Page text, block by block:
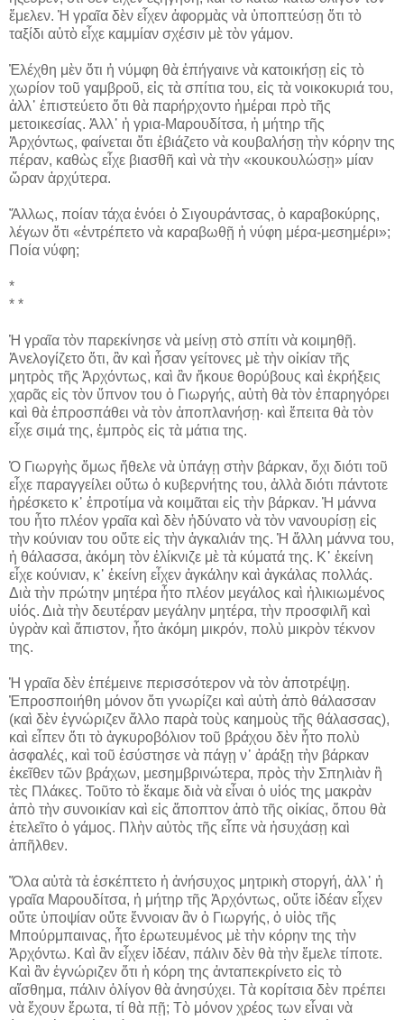
ἔμελεν. Ἡ γραῖα δὲν εἶχεν ἀφορμὰς νὰ ὑποπτεύσῃ ὅτι τὸ
ταξίδι αὐτὸ εἶχε καμμίαν σχέσιν μὲ τὸν γάμον.
Ἐλέχθη μὲν ὅτι ἡ νύμφη θὰ ἐπήγαινε νὰ κατοικήσῃ εἰς τὸ
χωρίον τοῦ γαμβροῦ, εἰς τὰ σπίτια του, εἰς τὰ νοικοκυριά του,
ἀλλ᾽ ἐπιστεύετο ὅτι θὰ παρήρχοντο ἡμέραι πρὸ τῆς
μετοικεσίας. Ἀλλ᾽ ἡ γρια-Μαρουδίτσα, ἡ μήτηρ τῆς
Ἀρχόντως, φαίνεται ὅτι ἐβιάζετο νὰ κουβαλήσῃ τὴν κόρην της
πέραν, καθὼς εἶχε βιασθῆ καὶ νὰ τὴν «κουκουλώσῃ» μίαν
ὥραν ἀρχύτερα.
Ἄλλως, ποίαν τάχα ἐνόει ὁ Σιγουράντσας, ὁ καραβοκύρης,
λέγων ὅτι «ἐντρέπετο νὰ καραβωθῇ ἡ νύφη μέρα-μεσημέρι»;
Ποία νύφη;
*
* *
Ἡ γραῖα τὸν παρεκίνησε νὰ μείνῃ στὸ σπίτι νὰ κοιμηθῇ.
Ἀνελογίζετο ὅτι, ἂν καὶ ἦσαν γείτονες μὲ τὴν οἰκίαν τῆς
μητρὸς τῆς Ἀρχόντως, καὶ ἂν ἤκουε θορύβους καὶ ἐκρήξεις
χαρᾶς εἰς τὸν ὕπνον του ὁ Γιωργής, αὐτὴ θὰ τὸν ἐπαρηγόρει
καὶ θὰ ἐπροσπάθει νὰ τὸν ἀποπλανήσῃ· καὶ ἔπειτα θὰ τὸν
εἶχε σιμά της, ἐμπρὸς εἰς τὰ μάτια της.
Ὁ Γιωργὴς ὅμως ἤθελε νὰ ὑπάγῃ στὴν βάρκαν, ὄχι διότι τοῦ
εἶχε παραγγείλει οὕτω ὁ κυβερνήτης του, ἀλλὰ διότι πάντοτε
ἠρέσκετο κ᾽ ἐπροτίμα νὰ κοιμᾶται εἰς τὴν βάρκαν. Ἡ μάννα
του ἦτο πλέον γραῖα καὶ δὲν ἠδύνατο νὰ τὸν νανουρίσῃ εἰς
τὴν κούνιαν του οὔτε εἰς τὴν ἀγκαλιάν της. Ἡ ἄλλη μάννα του,
ἡ θάλασσα, ἀκόμη τὸν ἐλίκνιζε μὲ τὰ κύματά της. Κ᾽ ἐκείνη
εἶχε κούνιαν, κ᾽ ἐκείνη εἶχεν ἀγκάλην καὶ ἀγκάλας πολλάς.
Διὰ τὴν πρώτην μητέρα ἦτο πλέον μεγάλος καὶ ἡλικιωμένος
υἱός. Διὰ τὴν δευτέραν μεγάλην μητέρα, τὴν προσφιλῆ καὶ
ὑγρὰν καὶ ἄπιστον, ἦτο ἀκόμη μικρόν, πολὺ μικρὸν τέκνον
της.
Ἡ γραῖα δὲν ἐπέμεινε περισσότερον νὰ τὸν ἀποτρέψῃ.
Ἐπροσποιήθη μόνον ὅτι γνωρίζει καὶ αὐτὴ ἀπὸ θάλασσαν
(καὶ δὲν ἐγνώριζεν ἄλλο παρὰ τοὺς καημοὺς τῆς θάλασσας),
καὶ εἶπεν ὅτι τὸ ἀγκυροβόλιον τοῦ βράχου δὲν ἦτο πολὺ
ἀσφαλές, καὶ τοῦ ἐσύστησε νὰ πάγῃ ν᾽ ἀράξῃ τὴν βάρκαν
ἐκεῖθεν τῶν βράχων, μεσημβρινώτερα, πρὸς τὴν Σπηλιὰν ἢ
τὲς Πλάκες. Τοῦτο τὸ ἔκαμε διὰ νὰ εἶναι ὁ υἱός της μακρὰν
ἀπὸ τὴν συνοικίαν καὶ εἰς ἄποπτον ἀπὸ τῆς οἰκίας, ὅπου θὰ
ἐτελεῖτο ὁ γάμος. Πλὴν αὐτὸς τῆς εἶπε νὰ ἡσυχάσῃ καὶ
ἀπῆλθεν.
Ὅλα αὐτὰ τὰ ἐσκέπτετο ἡ ἀνήσυχος μητρικὴ στοργή, ἀλλ᾽ ἡ
γραῖα Μαρουδίτσα, ἡ μήτηρ τῆς Ἀρχόντως, οὔτε ἰδέαν εἶχεν
οὔτε ὑποψίαν οὔτε ἔννοιαν ἂν ὁ Γιωργής, ὁ υἱὸς τῆς
Μπούρμπαινας, ἦτο ἐρωτευμένος μὲ τὴν κόρην της τὴν
Ἀρχόντω. Καὶ ἂν εἶχεν ἰδέαν, πάλιν δὲν θὰ τὴν ἔμελε τίποτε.
Καὶ ἂν ἐγνώριζεν ὅτι ἡ κόρη της ἀνταπεκρίνετο εἰς τὸ
αἴσθημα, πάλιν ὀλίγον θὰ ἀνησύχει. Τὰ κορίτσια δὲν πρέπει
νὰ ἔχουν ἔρωτα, τί θὰ πῇ; Τὸ μόνον χρέος των εἶναι νὰ